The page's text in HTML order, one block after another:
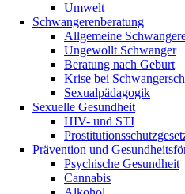
Umwelt
Schwangerenberatung
Allgemeine
Ungewollt Schwanger
Beratung nach Geburt
Krise bei
Sexualpädagogik
Sexuelle Gesundheit
HIV- und STI
Prävention und
Psychische Gesundheit
Cannabis